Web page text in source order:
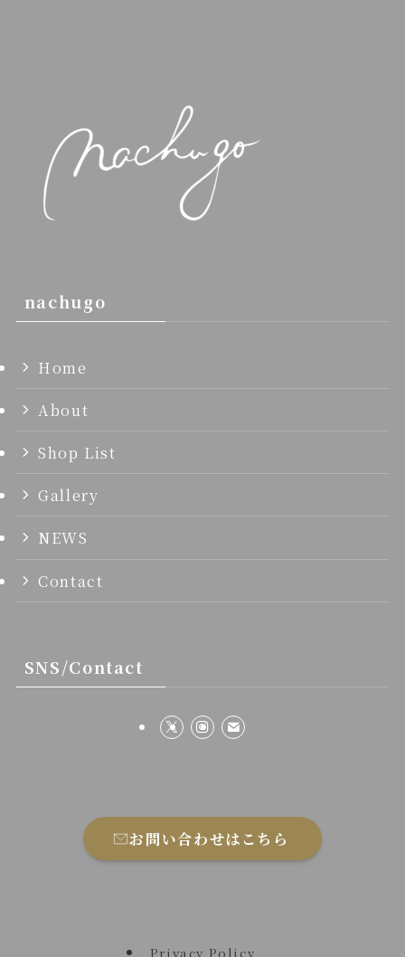
nachugo
Home
About
Shop List
Gallery
NEWS
Contact
SNS/Contact
お問い合わせはこちら
Privacy Policy